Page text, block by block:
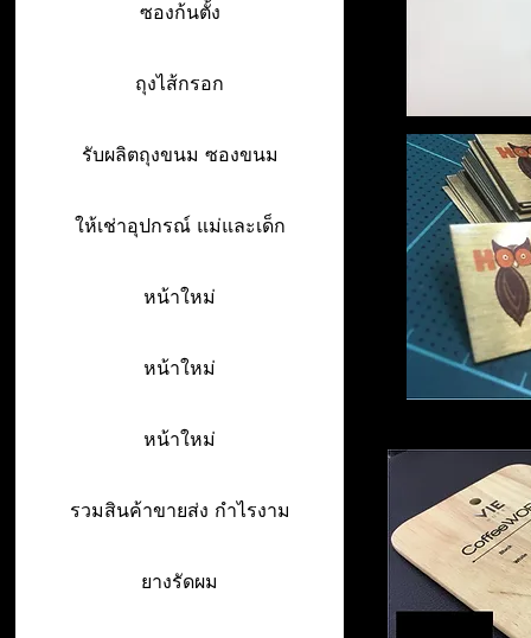
ซองก้นตั้ง
ถุงไส้กรอก
รับผลิตถุงขนม ซองขนม
ให้เช่าอุปกรณ์ แม่และเด็ก
หน้าใหม่
หน้าใหม่
หน้าใหม่
รวมสินค้าขายส่ง กำไรงาม
ยางรัดผม